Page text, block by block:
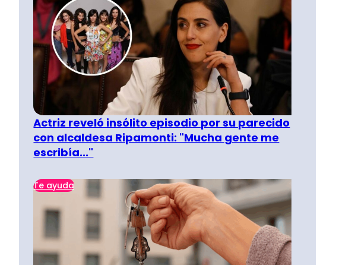
Actriz reveló insólito episodio por su parecido
con alcaldesa Ripamonti: "Mucha gente me
escribía..."
Te ayuda